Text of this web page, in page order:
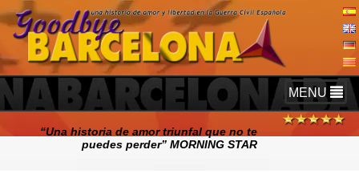
TOGGLE
MENU
“Una historia de amor triunfal que no te
puedes perder” MORNING STAR